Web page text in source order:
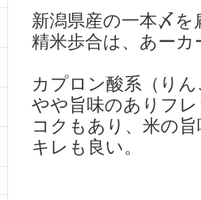
新潟県産の一本〆
精米歩合は、あー
カプロン酸系（り
やや旨味のありフ
コクもあり、米の
キレも良い。